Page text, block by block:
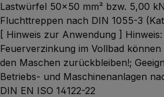
Lastwürfel 50x50 mm² bzw. 5,00
Fluchttreppen nach DIN 1055-3
[ Hinweis zur Anwendung ]
Feuerverzinkung im Vollbad
den Maschen zurückbleiben!;
Betriebs- und Maschinenanlagen
DIN EN ISO 14122-22